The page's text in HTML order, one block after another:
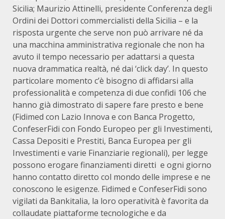
Sicilia; Maurizio Attinelli, presidente Conferenza degli
Ordini dei Dottori commercialisti della Sicilia – e la
risposta urgente che serve non può arrivare né da
una macchina amministrativa regionale che non ha
avuto il tempo necessario per adattarsi a questa
nuova drammatica realtà, né dai ‘click day’. In questo
particolare momento c’è bisogno di affidarsi alla
professionalità e competenza di due confidi 106 che
hanno già dimostrato di sapere fare presto e bene
(Fidimed con Lazio Innova e con Banca Progetto,
ConfeserFidi con Fondo Europeo per gli Investimenti,
Cassa Depositi e Prestiti, Banca Europea per gli
Investimenti e varie Finanziarie regionali), per legge
possono erogare finanziamenti diretti e ogni giorno
hanno contatto diretto col mondo delle imprese e ne
conoscono le esigenze. Fidimed e ConfeserFidi sono
vigilati da Bankitalia, la loro operatività è favorita da
collaudate piattaforme tecnologiche e da